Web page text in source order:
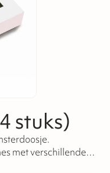
stuks)
met verschillende
te bedrukken